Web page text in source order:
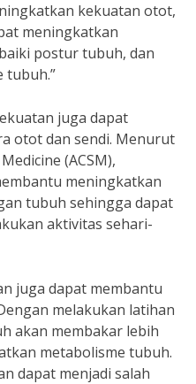
kekuatan otot,
meningkatkan
postur tubuh, dan
tubuh.”
juga dapat
otot dan sendi. Menurut
(ACSM),
meningkatkan
tubuh sehingga dapat
aktivitas sehari-
juga dapat membantu
melakukan latihan
akan membakar lebih
metabolisme tubuh.
dapat menjadi salah